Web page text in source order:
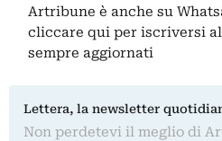
Artribune è anche su
cliccare qui per iscriversi
sempre aggiornati
Lettera, la newsletter
Non perdetevi il meglio di